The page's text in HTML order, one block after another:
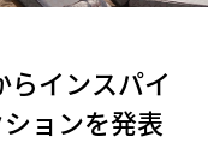
インスパイ
ョンを発表